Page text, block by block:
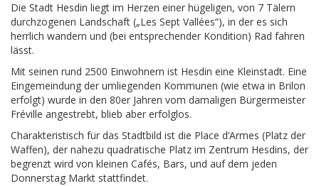
Die Stadt Hesdin liegt im Herzen einer hügeligen, von 7 Tälern
durchzogenen Landschaft („Les Sept Vallées“), in der es sich
herrlich wandern und (bei entsprechender Kondition) Rad fahren
lässt.
Mit seinen rund 2500 Einwohnern ist Hesdin eine Kleinstadt. Eine
Eingemeindung der umliegenden Kommunen (wie etwa in Brilon
erfolgt) wurde in den 80er Jahren vom damaligen Bürgermeister
Fréville angestrebt, blieb aber erfolglos.
Charakteristisch für das Stadtbild ist die Place d’Armes (Platz der
Waffen), der nahezu quadratische Platz im Zentrum Hesdins, der
begrenzt wird von kleinen Cafés, Bars, und auf dem jeden
Donnerstag Markt stattfindet.